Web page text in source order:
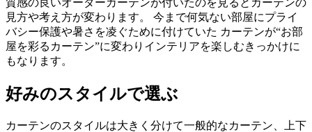
質感の良いオーダーカーテンが付いたのを見るとカーテンの
見方や考え方が変わります。 今まで何気ない部屋にプライ
バシー保護や暑さを凌ぐために付けていた カーテンが“お部
屋を彩るカーテン”に変わりインテリアを楽しむきっかけに
もなります。
好みのスタイルで選ぶ
カーテンのスタイルは大きく分けて一般的なカーテン、上下